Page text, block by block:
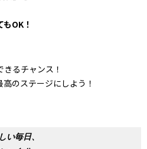
OK！
るチャンス！
のステージにしよう！
い毎日、